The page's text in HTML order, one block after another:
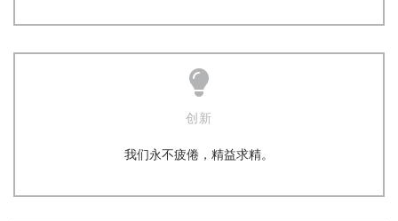
创新
我们永不疲倦，精益求精。